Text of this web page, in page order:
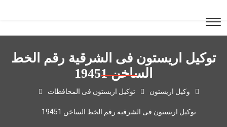
توكيل اريستون فى الشرقية رقم الخط
الساخن 19451
وكيل اريستون توكيل اريستون فى المحافظات
توكيل اريستون فى الشرقية رقم الخط الساخن 19451